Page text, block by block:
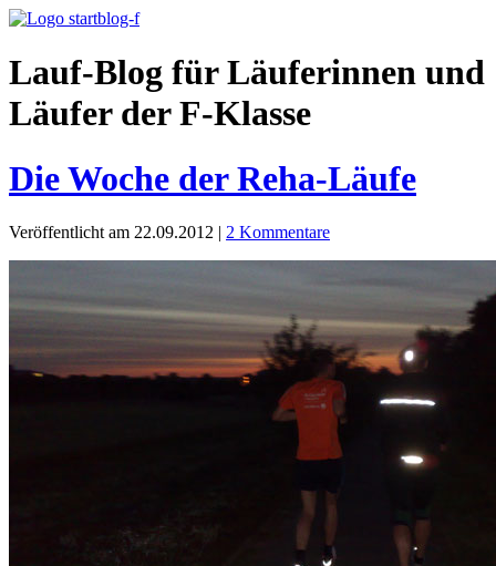
Lauf-Blog für Läuferinnen und
Läufer der F-Klasse
Die Woche der Reha-Läufe
Veröffentlicht am 22.09.2012 | 2 Kommentare